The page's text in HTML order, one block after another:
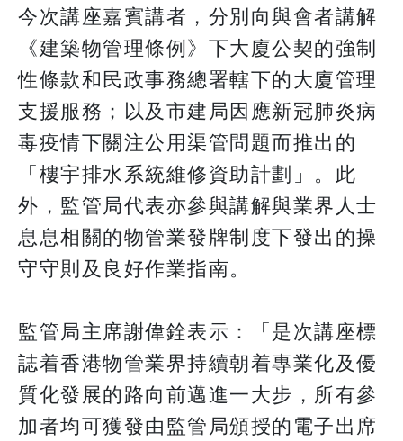
今次講座嘉賓講者，分別向與會者講解
《建築物管理條例》下大廈公契的強制
性條款和民政事務總署轄下的大廈管理
支援服務；以及市建局因應新冠肺炎病
毒疫情下關注公用渠管問題而推出的
「樓宇排水系統維修資助計劃」。此
外，監管局代表亦參與講解與業界人士
息息相關的物管業發牌制度下發出的操
守守則及良好作業指南。
監管局主席謝偉銓表示：「是次講座標
誌着香港物管業界持續朝着專業化及優
質化發展的路向前邁進一大步，所有參
加者均可獲發由監管局頒授的電子出席